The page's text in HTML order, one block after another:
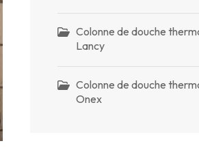
Colonne de douche
Lancy
Colonne de douche
Onex